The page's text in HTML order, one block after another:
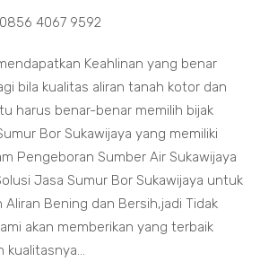
4067 9592
Keahlinan yang benar
bila kualitas aliran tanah kotor dan
harus benar-benar memilih bijak
Bor Sukawijaya yang memiliki
Pengeboran Sumber Air Sukawijaya
Jasa Sumur Bor Sukawijaya untuk
Bening dan Bersih,jadi Tidak
akan memberikan yang terbaik
kualitasnya...